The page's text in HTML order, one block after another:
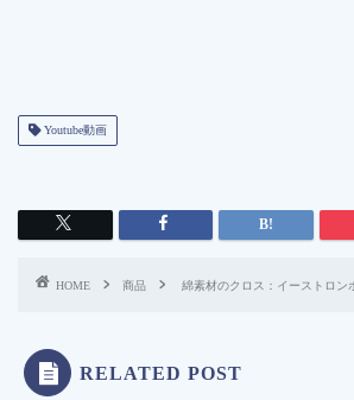
Youtube動画
HOME 商品 綿素材のクロス：イーストロン
RELATED POST